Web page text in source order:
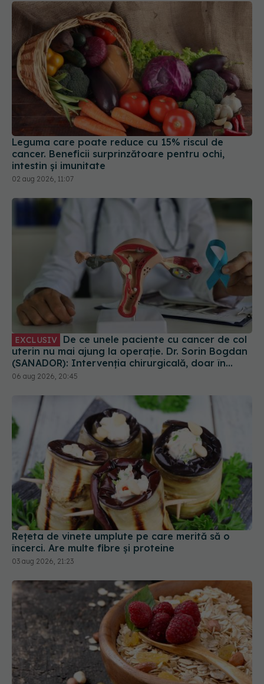
Leguma care poate reduce cu 15% riscul de
cancer. Beneficii surprinzătoare pentru ochi,
intestin și imunitate
02 aug 2026, 11:07
EXCLUSIV
uterin nu mai ajung la operație. Dr. Sorin Bogdan
(SANADOR): Intervenția chirurgicală, doar în
situații particulare
06 aug 2026, 20:45
Rețeta de vinete umplute pe care merită să o
încerci. Are multe fibre și proteine
03 aug 2026, 21:23